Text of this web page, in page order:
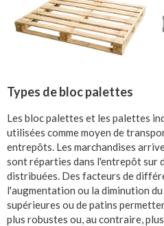
Types de bloc palettes
Les bloc palettes et les palettes
utilisées comme moyen de
entrepôts. Les marchandises
sont réparties dans l'entrepôt sur
distribuées. Des facteurs de
l'augmentation ou la diminution du
supérieures ou de patins
plus robustes ou, au contraire,